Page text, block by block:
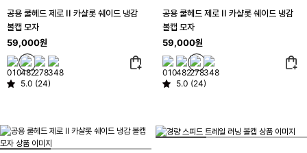
공용 쿨헤드 제로 II 카샬롯 쉐이드 냉감
볼캡 모자
59,000원
5.0 (24)
공용 쿨헤드 제로 II 카샬롯 쉐이드 냉감
볼캡 모자
59,000원
5.0 (24)